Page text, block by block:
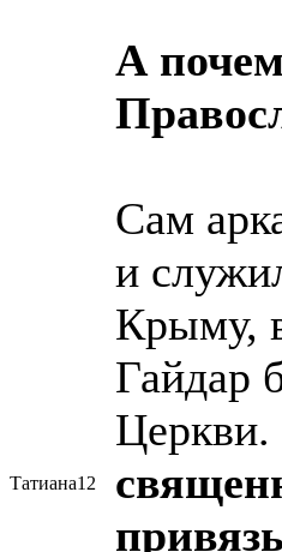
Татиана12
А
Сам
и
Крыму,
Гайдар
Церкви.